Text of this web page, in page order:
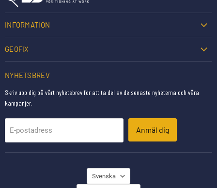
INFORMATION
GEOFIX
NYHETSBREV
Skriv upp dig på vårt nyhetsbrev för att ta del av de senaste nyheterna och våra
kampanjer.
E-postadress Anmäl dig
SPRÅK
Svenska